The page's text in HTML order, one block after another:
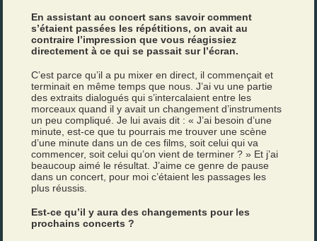
En assistant au concert sans savoir comment
s’étaient passées les répétitions, on avait au
contraire l’impression que vous réagissiez
directement à ce qui se passait sur l’écran.
C’est parce qu’il a pu mixer en direct, il commençait et
terminait en même temps que nous. J’ai vu une partie
des extraits dialogués qui s’intercalaient entre les
morceaux quand il y avait un changement d’instruments
un peu compliqué. Je lui avais dit : « J’ai besoin d’une
minute, est-ce que tu pourrais me trouver une scène
d’une minute dans un de ces films, soit celui qui va
commencer, soit celui qu’on vient de terminer ? » Et j’ai
beaucoup aimé le résultat. J’aime ce genre de pause
dans un concert, pour moi c’étaient les passages les
plus réussis.
Est-ce qu’il y aura des changements pour les
prochains concerts ?